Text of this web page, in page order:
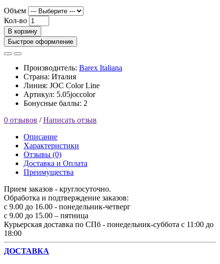
Объем
Кол-во
В корзину
Быстрое оформление
Производитель: Barex Italiana
Страна: Италия
Линия: JOC Color Line
Артикул: 5.05joccolor
Бонусные баллы: 2
0 отзывов /Написать отзыв
Описание
Характеристики
Отзывы (0)
Доставка и Оплата
Преимущества
Прием заказов - круглосуточно.
Обработка и подтверждение заказов:
с 9.00 до 16.00 - понедельник-четверг
с 9.00 до 15.00 – пятница
Курьерская доставка по СПб - понедельник-суббота с 11:00 до
18:00
ДОСТАВКА